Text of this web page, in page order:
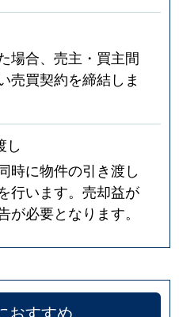
場合、売主・買主間
売買契約を締結しま
し
時に物件の引き渡し
行います。売却益が
必要となります。
おすすめ